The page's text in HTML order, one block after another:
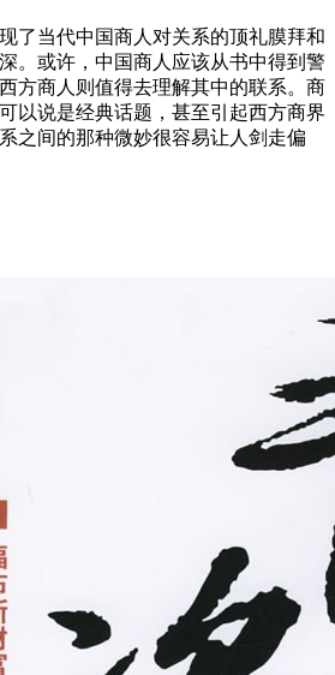
了当代中国商人对关系的顶礼膜拜和
。或许，中国商人应该从书中得到警
方商人则值得去理解其中的联系。商
以说是经典话题，甚至引起西方商界
之间的那种微妙很容易让人剑走偏